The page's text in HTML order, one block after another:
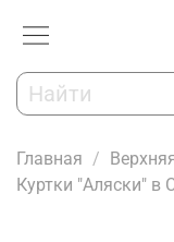
Главная
Куртки "Аляски" в